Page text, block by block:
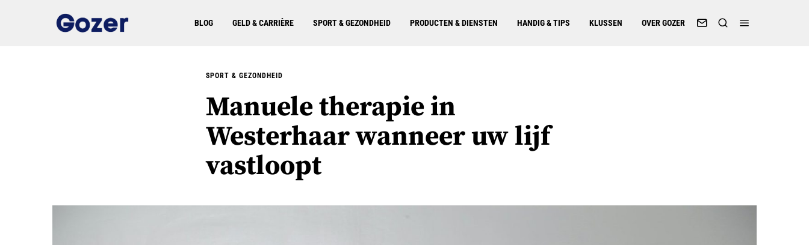
BLOG GELD & CARRIÈRE SPORT & GEZONDHEID PRODUCTEN & DIENSTEN HANDIG & TIPS KLUSSEN OVER GOZER
SPORT & GEZONDHEID
Manuele therapie in
Westerhaar wanneer uw lijf
vastloopt